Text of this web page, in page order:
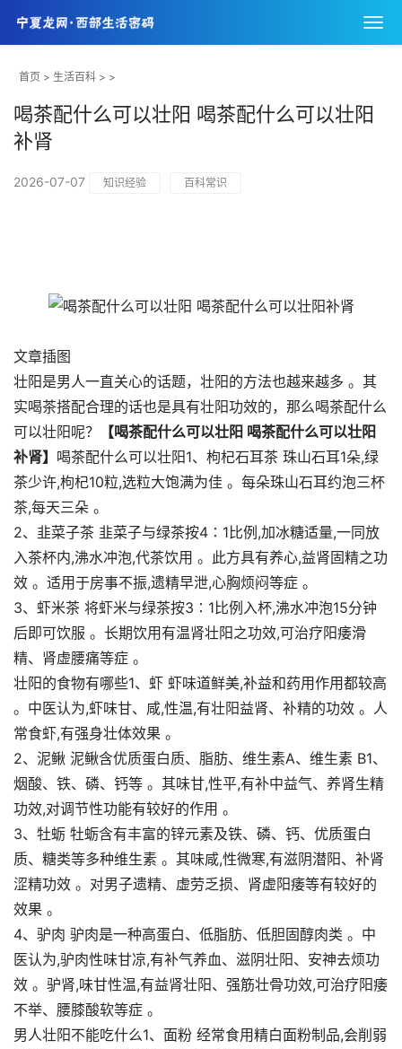
首页 > 生活百科 > >
喝茶配什么可以壮阳 喝茶配什么可以壮阳
补肾
2026-07-07 知识经验 百科常识
文章插图
壮阳是男人一直关心的话题，壮阳的方法也越来越多 。其
实喝茶搭配合理的话也是具有壮阳功效的，那么喝茶配什么
可以壮阳呢？
【喝茶配什么可以壮阳 喝茶配什么可以壮阳
补肾】 喝茶配什么可以壮阳1、枸杞石耳茶 珠山石耳1朵,绿
茶少许,枸杞10粒,选粒大饱满为佳 。每朵珠山石耳约泡三杯
茶,每天三朵 。
2、韭菜子茶 韭菜子与绿茶按4∶1比例,加冰糖适量,一同放
入茶杯内,沸水冲泡,代茶饮用 。此方具有养心,益肾固精之功
效 。适用于房事不振,遗精早泄,心胸烦闷等症 。
3、虾米茶 将虾米与绿茶按3∶1比例入杯,沸水冲泡15分钟
后即可饮服 。长期饮用有温肾壮阳之功效,可治疗阳痿滑
精、肾虚腰痛等症 。
壮阳的食物有哪些1、虾 虾味道鲜美,补益和药用作用都较高
。中医认为,虾味甘、咸,性温,有壮阳益肾、补精的功效 。人
常食虾,有强身壮体效果 。
2、泥鳅 泥鳅含优质蛋白质、脂肪、维生素A、维生素 B1、
烟酸、铁、磷、钙等 。其味甘,性平,有补中益气、养肾生精
功效,对调节性功能有较好的作用 。
3、牡蛎 牡蛎含有丰富的锌元素及铁、磷、钙、优质蛋白
质、糖类等多种维生素 。其味咸,性微寒,有滋阴潜阳、补肾
涩精功效 。对男子遗精、虚劳乏损、肾虚阳痿等有较好的
效果 。
4、驴肉 驴肉是一种高蛋白、低脂肪、低胆固醇肉类 。中
医认为,驴肉性味甘凉,有补气养血、滋阴壮阳、安神去烦功
效 。驴肾,味甘性温,有益肾壮阳、强筋壮骨功效,可治疗阳痿
不举、腰膝酸软等症 。
男人壮阳不能吃什么1、面粉 经常食用精白面粉制品,会削弱